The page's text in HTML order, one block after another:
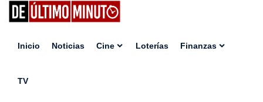
Inicio Noticias Cine Loterías Finanzas
TV